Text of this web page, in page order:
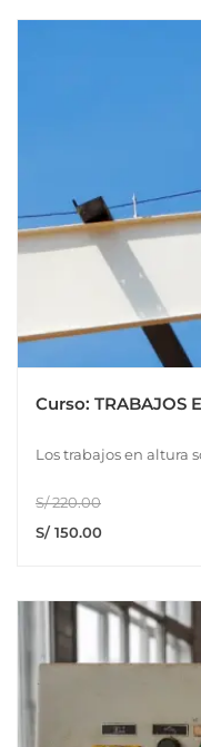
Curso: TRABAJOS
Los trabajos en altura
S/ 220.00
S/ 150.00